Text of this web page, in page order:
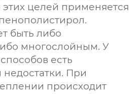
этих целей применяется
быть либо
многослойным. У
есть
При
происходит